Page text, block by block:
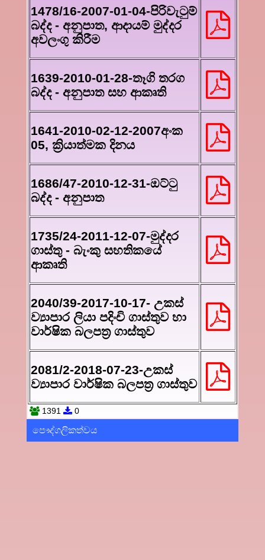
1478/16-2007-01-04-පිරිවැටුම්
බද්ද - අනුපාත, ආදායම් මුද්දර
අවලංගු කිරීම
1639-2010-01-28-තෑගි තරග
බද්ද - අනුපාත සහ ආකෘති
1641-2010-02-12-2007අංක
05, ක්‍රියාත්මක දිනය
1686/47-2010-12-31-ඔට්ටු
බද්ද - අනුපාත
1735/24-2011-12-07-මුද්දර
ගාස්තු - බැංකු සහතිකයේ
ආකෘති
2040/39-2017-10-17- උකස්
ව්‍යාපාර ලියා පදිංචි ගාස්තුව හා
වාර්ෂික බලපත්‍ර ගාස්තුව
2081/2-2018-07-23-උකස්
ව්‍යාපාර වාර්ෂික බලපත්‍ර ගාස්තුව
1391 0
පෞද්ගලිකත්වය